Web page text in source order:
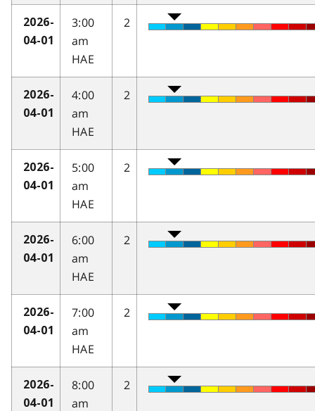
2026-
04-01
3:00
am
HAE
2
2026-
04-01
4:00
am
HAE
2
2026-
04-01
5:00
am
HAE
2
2026-
04-01
6:00
am
HAE
2
2026-
04-01
7:00
am
HAE
2
2026-
04-01
8:00
am
2